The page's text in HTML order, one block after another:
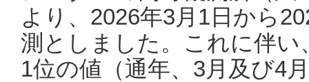
より、2026年3月1日から
測としました。これに伴い
1位の値（通年、3月及び4